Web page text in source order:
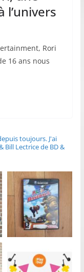
l’univers
Rori
16 ans nous
toujours.J'ai
Bill Lectrice de BD &